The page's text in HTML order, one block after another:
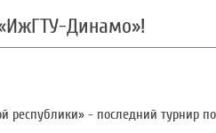
Динамо»!
республики» - последний турнир